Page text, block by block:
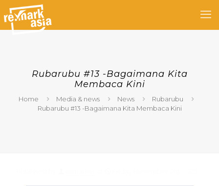
Rubarubu #13 -Bagaimana Kita
Membaca Kini
Home Media & news News
Rubarubu
Rubarubu #13 -Bagaimana Kita Membaca Kini